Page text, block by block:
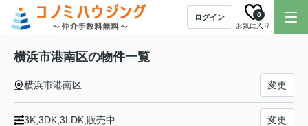
ログイン
お気に入り
0
横浜市港南区の物件一覧
横浜市港南区 変更
3K,3DK,3LDK,販売中 変更